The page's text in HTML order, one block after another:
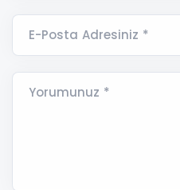
E-Posta Adresiniz *
Yorumunuz *